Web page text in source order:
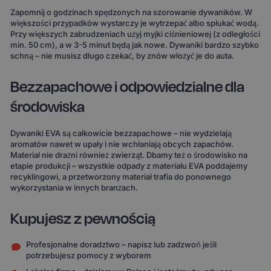
Zapomnij o godzinach spędzonych na szorowanie dywaników. W
większości przypadków wystarczy je wytrzepać albo spłukać wodą.
Przy większych zabrudzeniach użyj myjki ciśnieniowej (z odległości
min. 50 cm), a w 3-5 minut będą jak nowe. Dywaniki bardzo szybko
schną – nie musisz długo czekać, by znów włożyć je do auta.
Bezzapachowe i odpowiedzialne dla
środowiska
Dywaniki EVA są całkowicie bezzapachowe – nie wydzielają
aromatów nawet w upały i nie wchłaniają obcych zapachów.
Materiał nie drażni również zwierząt. Dbamy też o środowisko na
etapie produkcji – wszystkie odpady z materiału EVA poddajemy
recyklingowi, a przetworzony materiał trafia do ponownego
wykorzystania w innych branżach.
Kupujesz z pewnością
Profesjonalne doradztwo – napisz lub zadzwoń jeśli
potrzebujesz pomocy z wyborem